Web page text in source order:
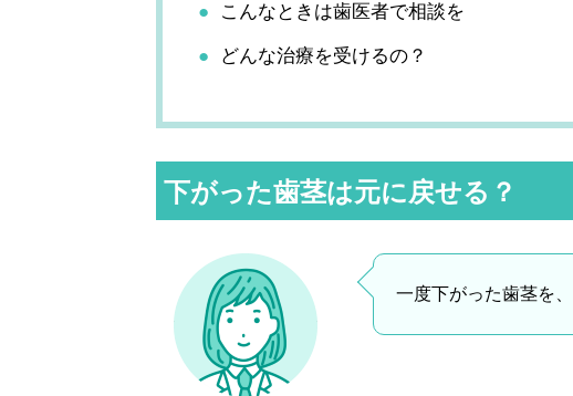
こんなときは歯医者で相談を
どんな治療を受けるの？
下がった歯茎は元に戻せる？
一度下がった歯茎を、